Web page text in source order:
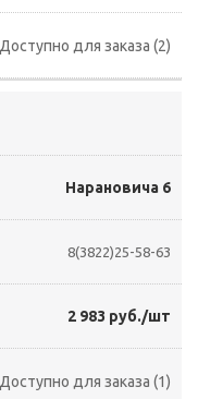
Доступно для заказа (2)
Нарановича 6
8(3822)25-58-63
2 983 руб./шт
Доступно для заказа (1)